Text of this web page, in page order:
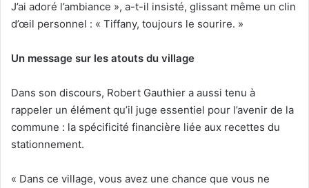
J’ai adoré l’ambiance », a-t-il insisté, glissant même un clin
d’œil personnel : « Tiffany, toujours le sourire. »
Un message sur les atouts du village
Dans son discours, Robert Gauthier a aussi tenu à
rappeler un élément qu’il juge essentiel pour l’avenir de la
commune : la spécificité financière liée aux recettes du
stationnement.
« Dans ce village, vous avez une chance que vous ne